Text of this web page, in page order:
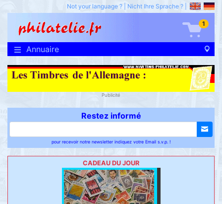
Not your language ? Nicht Ihre Sprache ?
1
Annuaire
Publicité
Restez informé
pour recevoir notre newsletter indiquez votre Email s.v.p. !
CADEAU DU JOUR